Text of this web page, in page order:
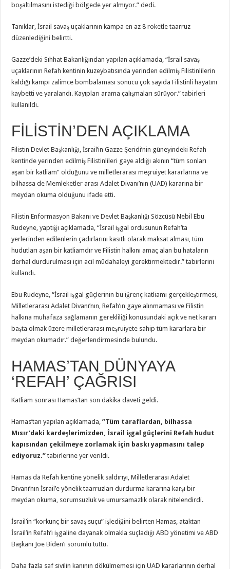
boşaltılmasını istediği bölgede yer almıyor.” dedi.
Tanıklar, İsrail savaş uçaklarının kampa en az 8 roketle taarruz
düzenlediğini belirtti.
Gazze’deki Sıhhat Bakanlığından yapılan açıklamada, “İsrail savaş
uçaklarının Refah kentinin kuzeybatısında yerinden edilmiş Filistinlilerin
kaldığı kampı zalimce bombalaması sonucu çok sayıda Filistinli hayatını
kaybetti ve yaralandı. Kayıpları arama çalışmaları sürüyor.” tabirleri
kullanıldı.
FİLİSTİN’DEN AÇIKLAMA
Filistin Devlet Başkanlığı, İsrail’in Gazze Şeridi’nin güneyindeki Refah
kentinde yerinden edilmiş Filistinlileri gaye aldığı akının “tüm sonları
aşan bir katliam” olduğunu ve milletlerarası meşruiyet kararlarına ve
bilhassa de Memleketler arası Adalet Divanı’nın (UAD) kararına bir
meydan okuma olduğunu ifade etti.
Filistin Enformasyon Bakanı ve Devlet Başkanlığı Sözcüsü Nebil Ebu
Rudeyne, yaptığı açıklamada, “İsrail işgal ordusunun Refah’ta
yerlerinden edilenlerin çadırlarını kasıtlı olarak maksat alması, tüm
hudutları aşan bir katliamdır ve Filistin halkını amaç alan bu hataların
derhal durdurulması için acil müdahaleyi gerektirmektedir.” tabirlerini
kullandı.
Ebu Rudeyne, “İsrail işgal güçlerinin bu iğrenç katliamı gerçekleştirmesi,
Milletlerarası Adalet Divanı’nın, Refah’ın gaye alınmaması ve Filistin
halkına muhafaza sağlamanın gerekliliği konusundaki açık ve net kararı
başta olmak üzere milletlerarası meşruiyete sahip tüm kararlara bir
meydan okumadır.” değerlendirmesinde bulundu.
HAMAS’TAN DÜNYAYA
‘REFAH’ ÇAĞRISI
Katliam sonrası Hamas’tan son dakika daveti geldi.
Hamas’tan yapılan açıklamada, ”Tüm taraflardan, bilhassa
Mısır’daki kardeşlerimizden, İsrail işgal güçlerini Refah hudut
kapısından çekilmeye zorlamak için baskı yapmasını talep
ediyoruz.” tabirlerine yer verildi.
Hamas da Refah kentine yönelik saldırıyı, Milletlerarası Adalet
Divanı’nın İsrail’e yönelik taarruzları durdurma kararına karşı bir
meydan okuma, sorumsuzluk ve umursamazlık olarak nitelendirdi.
İsrail’in “korkunç bir savaş suçu” işlediğini belirten Hamas, ataktan
İsrail’in Refah’ı işgaline dayanak olmakla suçladığı ABD yönetimi ve ABD
Başkanı Joe Biden’ı sorumlu tuttu.
Daha fazla saf sivilin kanının dökülmemesi için UAD kararlarının derhal